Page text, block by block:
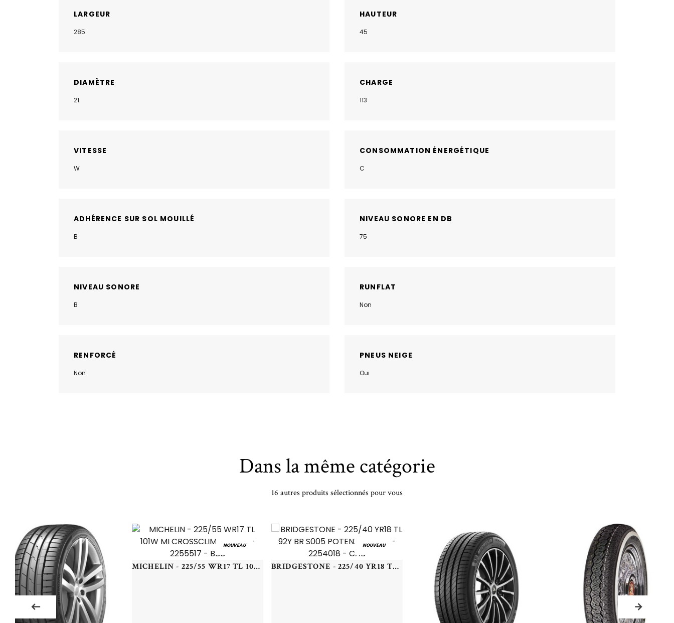
LARGEUR
285
HAUTEUR
45
DIAMÈTRE
21
CHARGE
113
VITESSE
W
CONSOMMATION ÉNERGÉTIQUE
C
ADHÉRENCE SUR SOL MOUILLÉ
B
NIVEAU SONORE EN DB
75
NIVEAU SONORE
B
RUNFLAT
Non
RENFORCÉ
Non
PNEUS NEIGE
Oui
Dans la même catégorie
16 autres produits sélectionnés pour vous
NOUVEAU
MICHELIN - 225/55 WR17 TL 101W MI CROSSCLIMATE 2 XL - 2255517 - BBB
NOUVEAU
BRIDGESTONE - 225/40 YR18 TL 92Y BR S005 POTENZA XL (+) - 2254018 - CAB